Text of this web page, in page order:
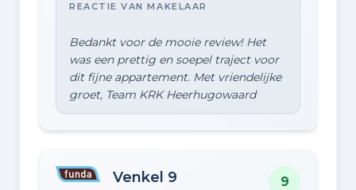
REACTIE VAN MAKELAAR
Bedankt voor de mooie review! Het
was een prettig en soepel traject voor
dit fijne appartement. Met vriendelijke
Venkel 9 9